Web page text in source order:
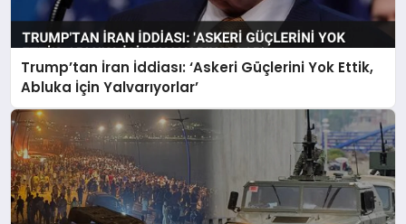
Trump’tan İran İddiası: ‘Askeri Güçlerini Yok Ettik,
Abluka İçin Yalvarıyorlar’